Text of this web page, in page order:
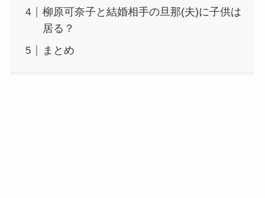
柳原可奈子と結婚相手の旦那(夫)に子供は
居る？
まとめ